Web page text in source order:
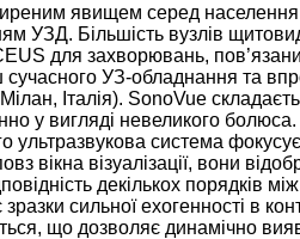
явищем серед населення
УЗД. Більшість вузлів
для захворювань,
УЗ-обладнання та
Італія). SonoVue
у вигляді невеликого
ультразвукова система
вікна візуалізації, вони
декількох порядків
сильної ехогенності в
що дозволяє динамічно